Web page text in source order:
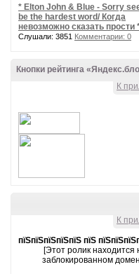
* Elton John & Blue - Sorry
be the hardest word/ Когда
невозможно сказать прости
Слушали: 3851 Комментарии: 0
Кнопки рейтинга
К
К
пїЅпїЅпїЅпїЅпїЅ пїЅ
[Этот ролик находится
заблокированном